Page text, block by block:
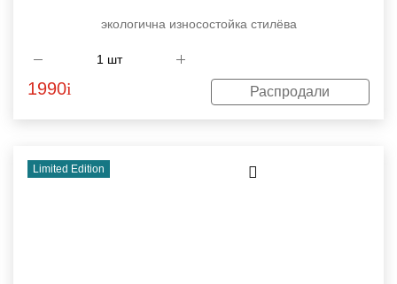
экологична износостойка стилёва
1990i Распродали
Limited Edition